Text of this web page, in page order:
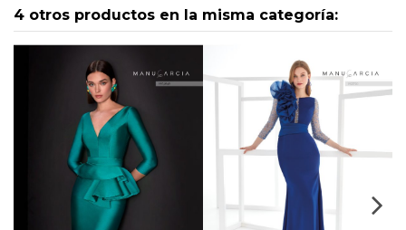
4 otros productos en la misma categoría: